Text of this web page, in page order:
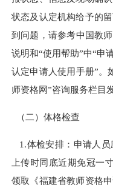
状态及认定机构给予的
到问题，请参考中国教
说明和“使用帮助”中“申
认定申请人使用手册”。
师资格网”咨询服务栏目
（二）体格检查
1.体检安排：申请人员
上传时同底近期免冠一
领取《福建省教师资格